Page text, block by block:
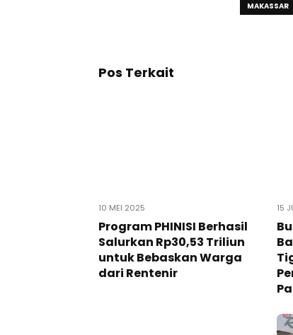
MAKASSAR
Pos Terkait
10 MEI 2025
Program PHINISI Berhasil
Salurkan Rp30,53 Triliun
untuk Bebaskan Warga
dari Rentenir
15